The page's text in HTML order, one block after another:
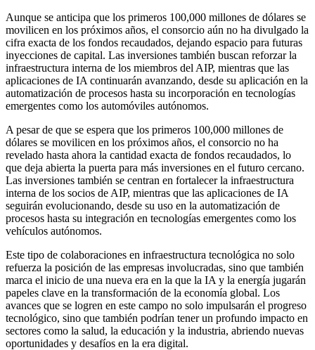
Aunque se anticipa que los primeros 100,000 millones de dólares se
movilicen en los próximos años, el consorcio aún no ha divulgado la
cifra exacta de los fondos recaudados, dejando espacio para futuras
inyecciones de capital. Las inversiones también buscan reforzar la
infraestructura interna de los miembros del AIP, mientras que las
aplicaciones de IA continuarán avanzando, desde su aplicación en la
automatización de procesos hasta su incorporación en tecnologías
emergentes como los automóviles autónomos.
A pesar de que se espera que los primeros 100,000 millones de
dólares se movilicen en los próximos años, el consorcio no ha
revelado hasta ahora la cantidad exacta de fondos recaudados, lo
que deja abierta la puerta para más inversiones en el futuro cercano.
Las inversiones también se centran en fortalecer la infraestructura
interna de los socios de AIP, mientras que las aplicaciones de IA
seguirán evolucionando, desde su uso en la automatización de
procesos hasta su integración en tecnologías emergentes como los
vehículos autónomos.
Este tipo de colaboraciones en infraestructura tecnológica no solo
refuerza la posición de las empresas involucradas, sino que también
marca el inicio de una nueva era en la que la IA y la energía jugarán
papeles clave en la transformación de la economía global. Los
avances que se logren en este campo no solo impulsarán el progreso
tecnológico, sino que también podrían tener un profundo impacto en
sectores como la salud, la educación y la industria, abriendo nuevas
oportunidades y desafíos en la era digital.